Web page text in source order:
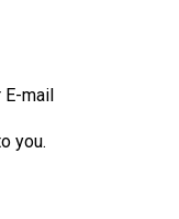
mail
you.